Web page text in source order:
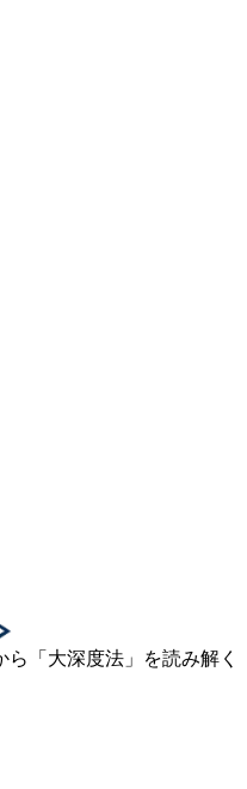
ら「大深度法」を読み解く